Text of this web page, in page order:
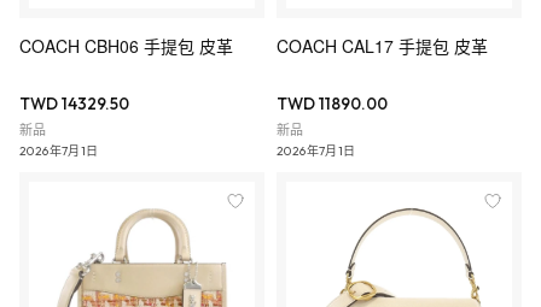
COACH CBH06 手提包 皮革
TWD 14329.50
新品
2026年7月1日
COACH CAL17 手提包 皮革
TWD 11890.00
新品
2026年7月1日